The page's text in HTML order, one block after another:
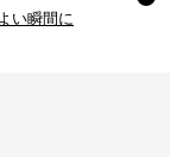
い瞬間に